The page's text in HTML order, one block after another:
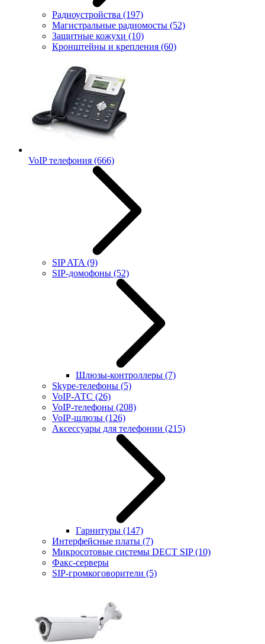
Радиоустройства (197)
Магистральные радиомосты (52)
Защитные кожухи (10)
Кронштейны и крепления (60)
VoIP телефония (666)
SIP ATA (9)
SIP-домофоны (52)
Шлюзы-контроллеры (7)
Skype-телефоны (5)
VoIP-АТС (26)
VoIP-телефоны (208)
VoIP-шлюзы (126)
Аксессуары для телефонии (215)
Гарнитуры (147)
Интерфейсные платы (7)
Микросотовые системы DECT SIP(10)
Факс-серверы
SIP-громкоговорители (5)